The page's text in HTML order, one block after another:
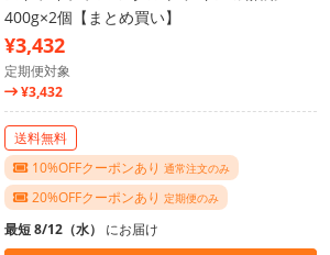
400g×2個【まとめ買い】
¥3,432
定期便対象
¥3,432
送料無料
10%OFFクーポンあり 通常注文のみ
20%OFFクーポンあり 定期便のみ
最短 8/12（水） にお届け